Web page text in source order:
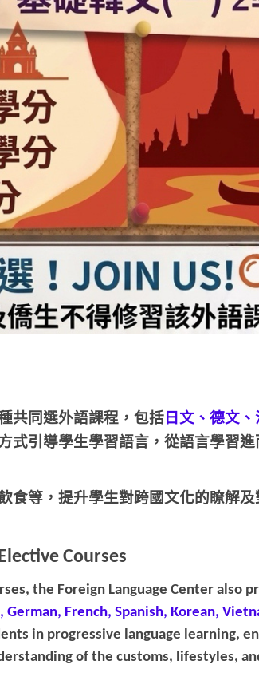
共同選外語課程，包括 日文、德文
式引導學生學習語言，從語言學習
食等，提升學生對跨國文化的瞭解
Courses
the Foreign Language Center also
German, French, Spanish, Korean,
in progressive language learning,
of the customs, lifestyles,